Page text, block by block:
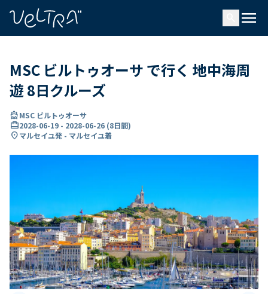
menu
MSC ビルトゥオーサ で行く 地中海周
遊 8日クルーズ
directions_boatMSC ビルトゥオーサ
card_travel2028-06-19 - 2028-06-26 (8日間)
location_onマルセイユ発 - マルセイユ着